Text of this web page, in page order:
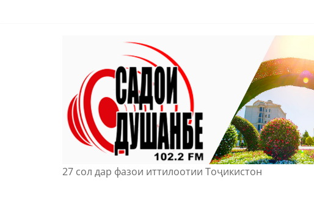
27 сол дар фазои иттилоотии Тоҷикистон